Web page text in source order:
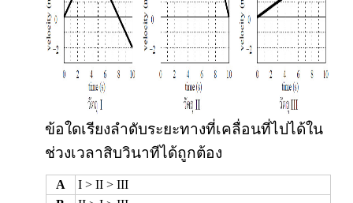
ข้อใดเรียงลำดับระยะทางที่เคลื่อนที่ไปได้ใน
ช่วงเวลาสิบวินาทีได้ถูกต้อง
A
I > II > III